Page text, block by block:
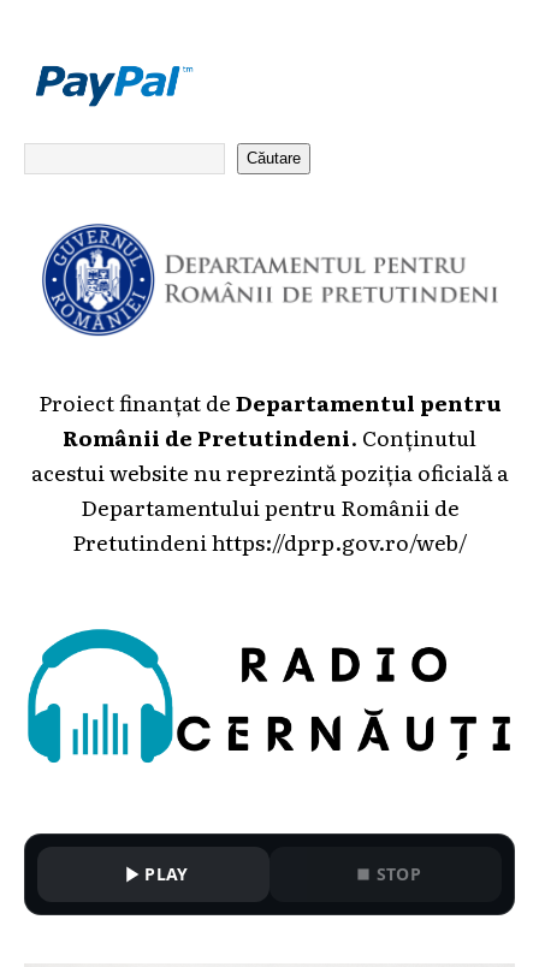
Căutare
Proiect finanțat deDepartamentul pentru
Românii de Pretutindeni. Conținutul
acestui website nu reprezintă poziția oficială a
Departamentului pentru Românii de
Pretutindeni https://dprp.gov.ro/web/
PLAY STOP